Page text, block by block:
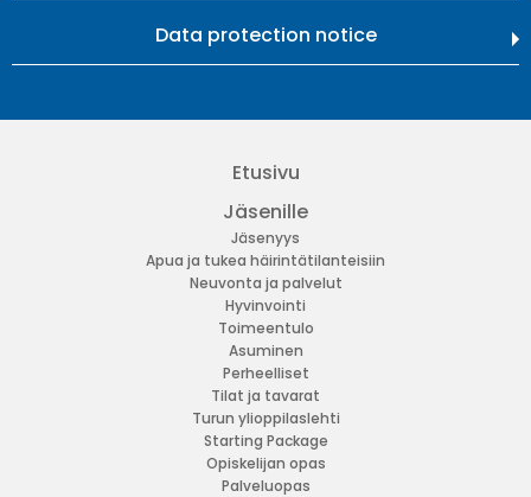
Data protection notice
Etusivu
Jäsenille
Jäsenyys
Apua ja tukea häirintätilanteisiin
Neuvonta ja palvelut
Hyvinvointi
Toimeentulo
Asuminen
Perheelliset
Tilat ja tavarat
Turun ylioppilaslehti
Starting Package
Opiskelijan opas
Palveluopas